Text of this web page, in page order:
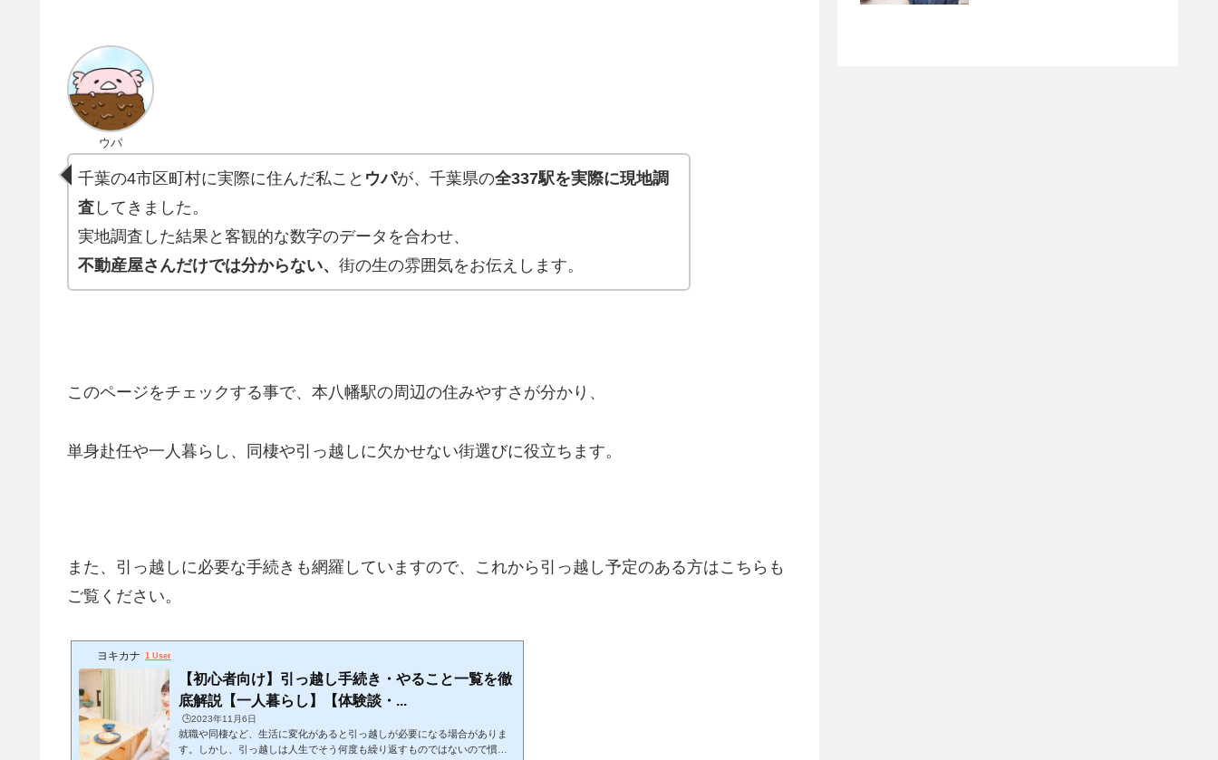
ウパ
千葉の4市区町村に実際に住んだ私こと ウパが、千葉県の全337駅を実際に現地調
査 してきました。
実地調査した結果と客観的な数字のデータを合わせ、
不動産屋さんだけでは分からない、 街の生の雰囲気をお伝えします。
このページをチェックする事で、本八幡駅の周辺の住みやすさが分かり、
単身赴任や一人暮らし、同棲や引っ越しに欠かせない街選びに役立ちます。
また、引っ越しに必要な手続きも網羅していますので、これから引っ越し予定のある方はこちらも
ご覧ください。
ヨキカナ 1 User
【初心者向け】引っ越し手続き・やること一覧を徹
底解説【一人暮らし】【体験談・...
🕒️2023年11月6日
就職や同棲など、生活に変化があると引っ越しが必要になる場合がありま
す。しかし、引っ越しは人生でそう何度も繰り返すものではないので慣れ